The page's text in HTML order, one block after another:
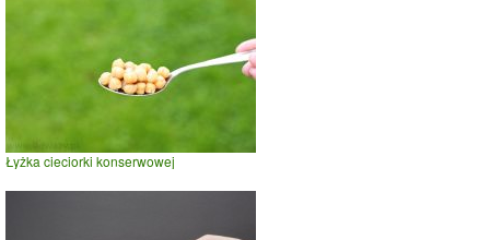
Łyżka cieciorki konserwowej